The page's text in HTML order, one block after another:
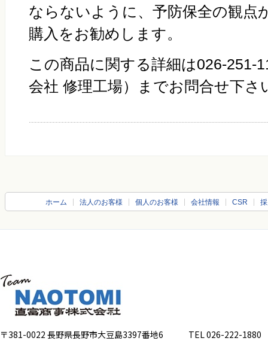
ならないように、予防保全の観点
購入をお勧めします。
この商品に関する詳細は026-251-
会社 修理工場）までお問合せ下さ
ホーム 法人のお客様 個人のお客様 会社情報 CSR
〒381-0022 長野県長野市大豆島3397番地6 TEL 026-222-1880